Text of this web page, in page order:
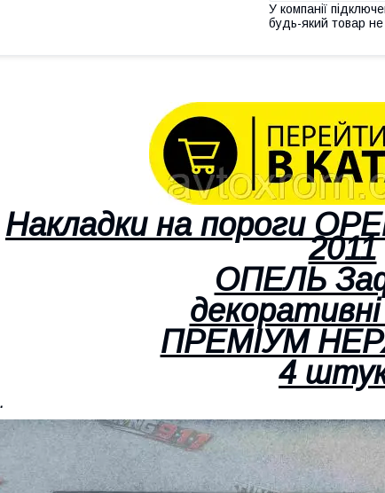
У компанії
будь-який товар
Накладки на пороги
2011
ОПЕЛЬ
декоративні
ПРЕМІУМ
4